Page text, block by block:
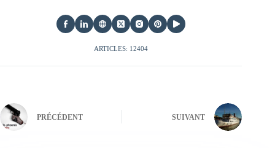
ARTICLES: 12404
PRÉCÉDENT SUIVANT